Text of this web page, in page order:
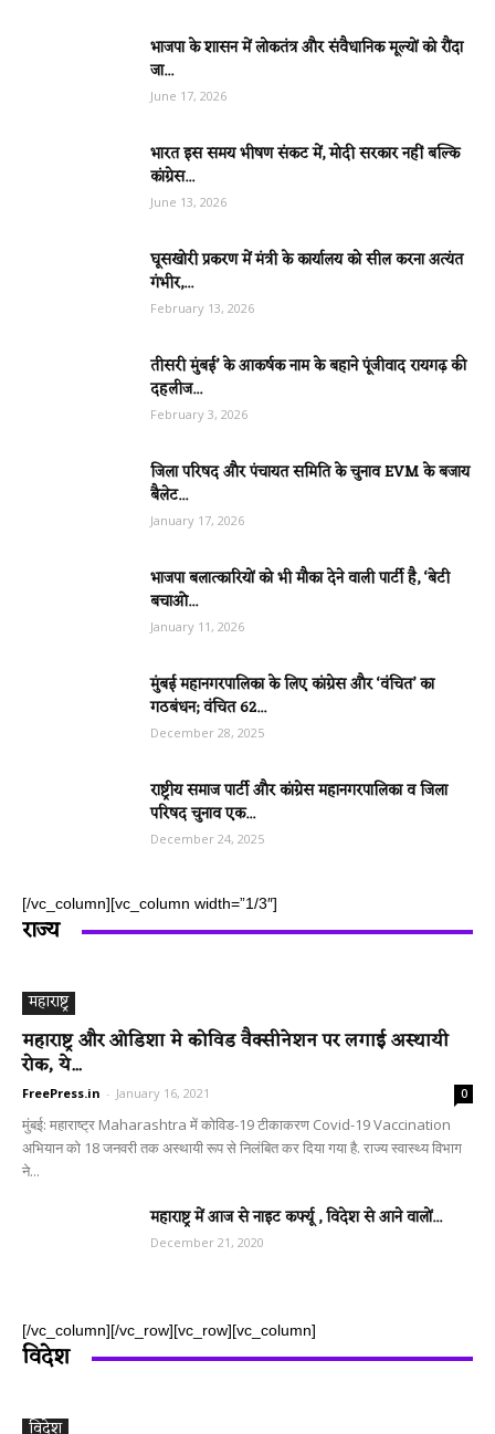
भाजपा के शासन में लोकतंत्र और संवैधानिक मूल्यों को रौंदा
जा...
June 17, 2026
भारत इस समय भीषण संकट में, मोदी सरकार नहीं बल्कि
कांग्रेस...
June 13, 2026
घूसखोरी प्रकरण में मंत्री के कार्यालय को सील करना अत्यंत
गंभीर,...
February 13, 2026
तीसरी मुंबई’ के आकर्षक नाम के बहाने पूंजीवाद रायगढ़ की
दहलीज...
February 3, 2026
जिला परिषद और पंचायत समिति के चुनाव EVM के बजाय
बैलेट...
January 17, 2026
भाजपा बलात्कारियों को भी मौका देने वाली पार्टी है, ‘बेटी
बचाओ...
January 11, 2026
मुंबई महानगरपालिका के लिए कांग्रेस और ‘वंचित’ का
गठबंधन; वंचित 62...
December 28, 2025
राष्ट्रीय समाज पार्टी और कांग्रेस महानगरपालिका व जिला
परिषद चुनाव एक...
December 24, 2025
[/vc_column][vc_column width=”1/3″]
राज्य
महाराष्ट्र
महाराष्ट्र और ओडिशा मे कोविड वैक्सीनेशन पर लगाई अस्थायी
रोक, ये...
FreePress.in - January 16, 2021 0
मुंबई: महाराष्ट्र Maharashtra में कोविड-19 टीकाकरण Covid-19 Vaccination
अभियान को 18 जनवरी तक अस्थायी रूप से निलंबित कर दिया गया है. राज्य स्वास्थ्य विभाग
ने...
महाराष्ट्र में आज से नाइट कर्फ्यू , विदेश से आने वालों...
December 21, 2020
[/vc_column][/vc_row][vc_row][vc_column]
विदेश